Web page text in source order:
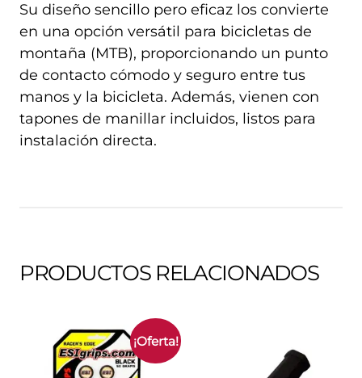
Su diseño sencillo pero eficaz los convierte
en una opción versátil para bicicletas de
montaña (MTB), proporcionando un punto
de contacto cómodo y seguro entre tus
manos y la bicicleta. Además, vienen con
tapones de manillar incluidos, listos para
instalación directa.
PRODUCTOS RELACIONADOS
¡Oferta!